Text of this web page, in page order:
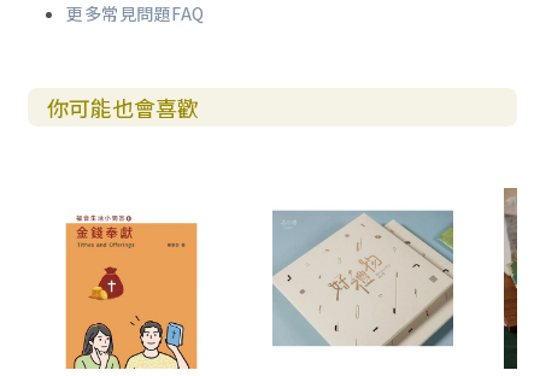
更多常見問題FAQ
你可能也會喜歡